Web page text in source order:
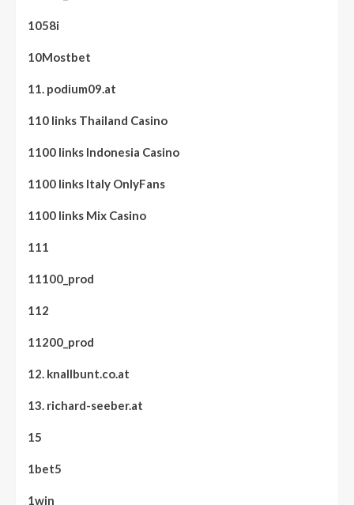
1058i
10Mostbet
11. podium09.at
110 links Thailand Casino
1100 links Indonesia Casino
1100 links Italy OnlyFans
1100 links Mix Casino
111
11100_prod
112
11200_prod
12. knallbunt.co.at
13. richard-seeber.at
15
1bet5
1win